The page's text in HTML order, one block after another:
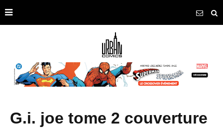
g.i. joe tome 2 couverture